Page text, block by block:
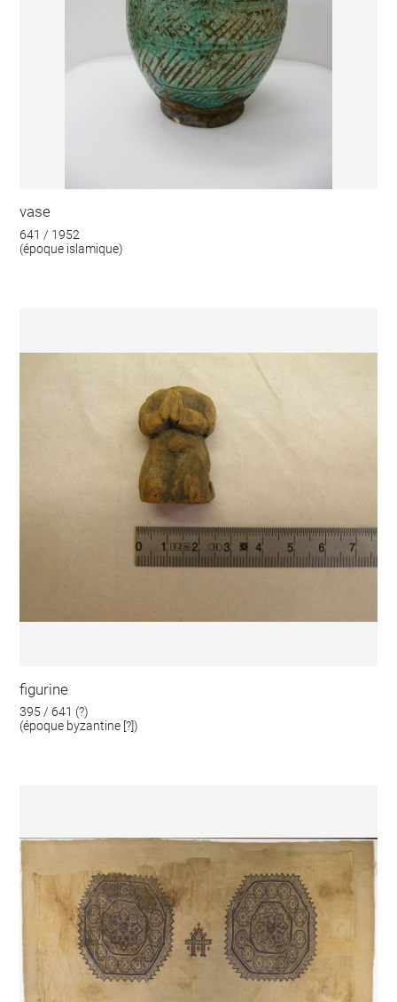
vase
641 / 1952
(époque islamique)
figurine
395 / 641 (?)
(époque byzantine [?])